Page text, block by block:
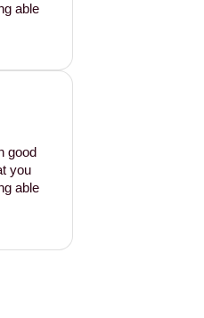
able
good
you
able